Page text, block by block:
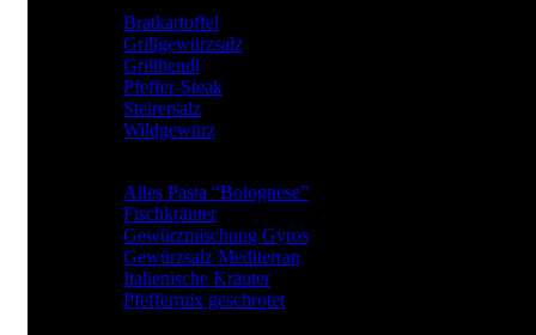
Bratkartoffel
Grillgewürzsalz
Grillhendl
Pfeffer-Steak
Steirersalz
Wildgewürz
Alles Pasta “Bolognese”
Fischkräuter
Gewürzmischung Gyros
Gewürzsalz Mediterran
Italienische Kräuter
Pfeffermix geschrotet